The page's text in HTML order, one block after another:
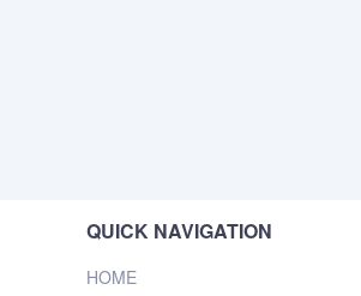
QUICK NAVIGATION
HOME